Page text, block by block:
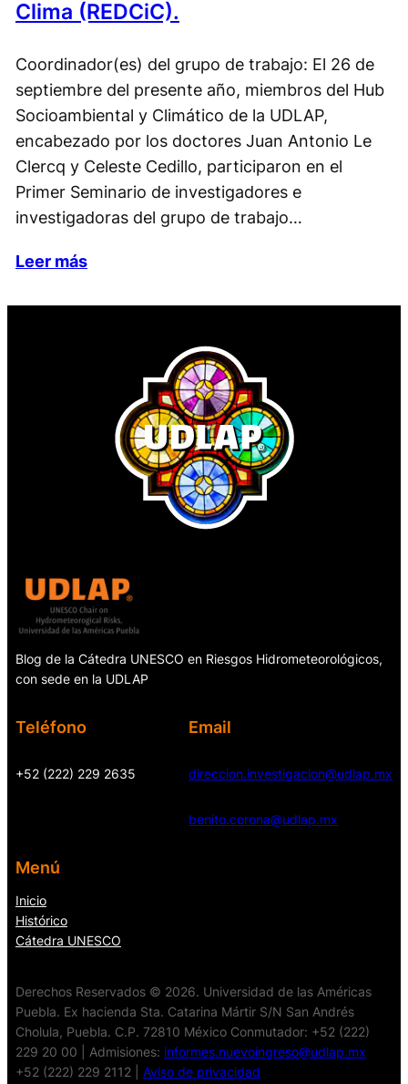
Clima (REDCiC).
Coordinador(es) del grupo de trabajo: El 26 de
septiembre del presente año, miembros del Hub
Socioambiental y Climático de la UDLAP,
encabezado por los doctores Juan Antonio Le
Clercq y Celeste Cedillo, participaron en el
Primer Seminario de investigadores e
investigadoras del grupo de trabajo…
Leer más
Blog de la Cátedra UNESCO en Riesgos Hidrometeorológicos,
con sede en la UDLAP
Teléfono
+52 (222) 229 2635
Email
direccion.investigacion@udlap.mx
benito.corona@udlap.mx
Menú
Inicio
Histórico
Cátedra UNESCO
Derechos Reservados © 2026. Universidad de las Américas
Puebla. Ex hacienda Sta. Catarina Mártir S/N San Andrés
Cholula, Puebla. C.P. 72810 México Conmutador: +52 (222)
229 20 00 | Admisiones: informes.nuevoingreso@udlap.mx
+52 (222) 229 2112 | Aviso de privacidad